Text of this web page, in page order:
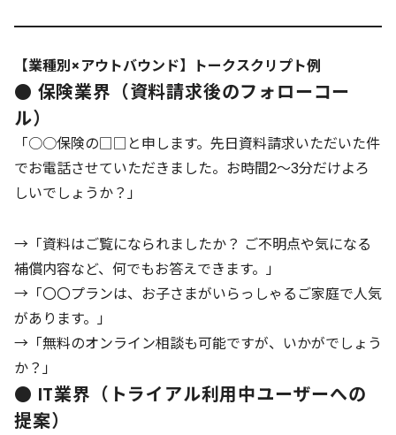
【業種別×アウトバウンド】トークスクリプト例
● 保険業界（資料請求後のフォローコー
ル）
「○○保険の□□と申します。先日資料請求いただいた件
でお電話させていただきました。お時間2～3分だけよろ
しいでしょうか？」
→「資料はご覧になられましたか？ ご不明点や気になる
補償内容など、何でもお答えできます。」
→「〇〇プランは、お子さまがいらっしゃるご家庭で人気
があります。」
→「無料のオンライン相談も可能ですが、いかがでしょう
か？」
● IT業界（トライアル利用中ユーザーへの
提案）